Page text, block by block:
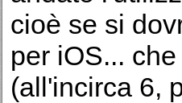
cioè se si
per iOS...
(all'incirca 6,